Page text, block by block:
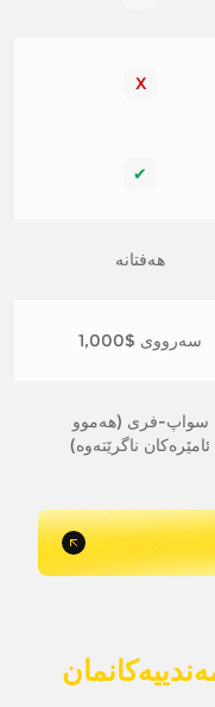
X
✔
هەفتانە
سەرووی $1,000
سواپ-فری (هەموو
ئامێرەکان ناگرێتەوە)